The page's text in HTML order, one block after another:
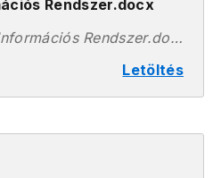
Rendszer.docx
Letöltés
13.Csaláselleni Információs Rendszer.docx